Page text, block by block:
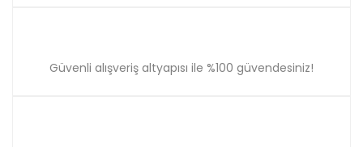
Güvenli alışveriş altyapısı ile %100 güvendesiniz!